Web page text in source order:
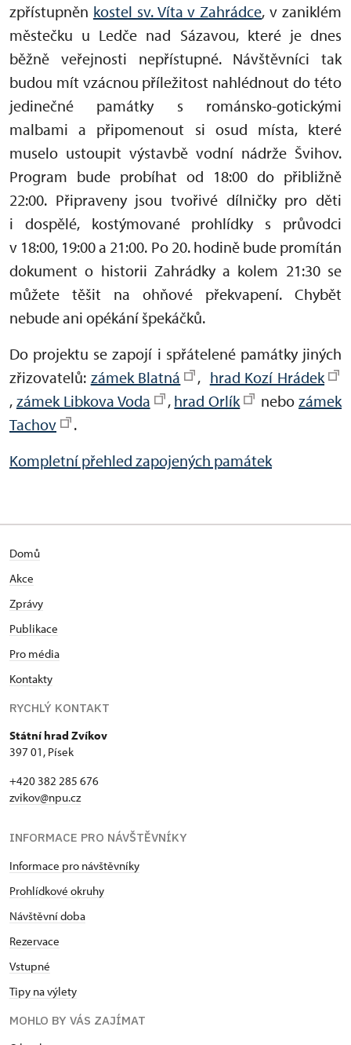
zpřístupněn kostel sv. Víta v Zahrádce, v zaniklém
městečku u Ledče nad Sázavou, které je dnes
běžně veřejnosti nepřístupné. Návštěvníci tak
budou mít vzácnou příležitost nahlédnout do této
jedinečné památky s románsko-gotickými
malbami a připomenout si osud místa, které
muselo ustoupit výstavbě vodní nádrže Švihov.
Program bude probíhat od 18:00 do přibližně
22:00. Připraveny jsou tvořivé dílničky pro děti
i dospělé, kostýmované prohlídky s průvodci
v 18:00, 19:00 a 21:00. Po 20. hodině bude promítán
dokument o historii Zahrádky a kolem 21:30 se
můžete těšit na ohňové překvapení. Chybět
nebude ani opékání špekáčků.
Do projektu se zapojí i spřátelené památky jiných
zřizovatelů: zámek Blatná , hrad Kozí Hrádek
, zámek Libkova Voda , hrad Orlík nebozámek
Tachov
.
Kompletní přehled zapojených památek
Domů
Akce
Zprávy
Publikace
Pro média
Kontakty
RYCHLÝ KONTAKT
Státní hrad Zvíkov
397 01, Písek
+420 382 285 676
zvikov@npu.cz
INFORMACE PRO NÁVŠTĚVNÍKY
Informace pro návštěvníky
Prohlídkové okruhy
Návštěvní doba
Rezervace
Vstupné
Tipy na výlety
MOHLO BY VÁS ZAJÍMAT